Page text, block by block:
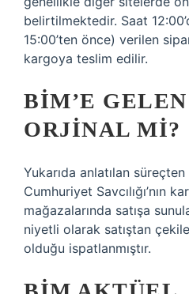
belirtilmektedir. Saat
15:00’ten önce) verilen
kargoya teslim edilir.
BİM’E
ORJINAL MI?
Yukarıda anlatılan
Cumhuriyet Savcılığı’nın
mağazalarında satışa
niyetli olarak satıştan
olduğu ispatlanmıştır.